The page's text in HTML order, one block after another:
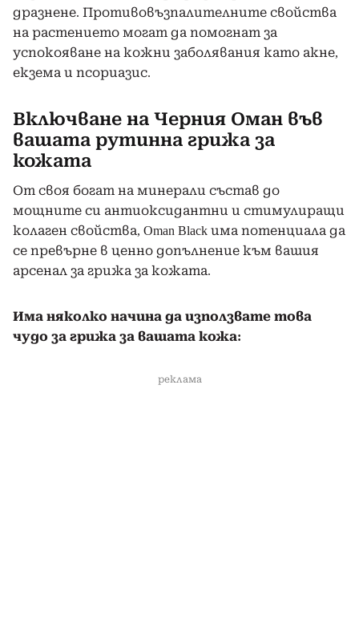
дразнене. Противовъзпалителните свойства
на растението могат да помогнат за
успокояване на кожни заболявания като акне,
екзема и псориазис.
Включване на Черния Оман във
вашата рутинна грижа за
кожата
От своя богат на минерали състав до
мощните си антиоксидантни и стимулиращи
колаген свойства, Oman Black има потенциала да
се превърне в ценно допълнение към вашия
арсенал за грижа за кожата.
Има няколко начина да използвате това
чудо за грижа за вашата кожа:
реклама